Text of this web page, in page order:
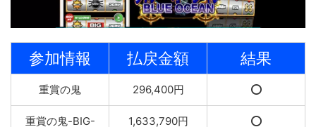
参加情報 払戻金額 結果
重賞の鬼 296,400円 ⭕️
重賞の鬼-BIG- 1,633,790円 ⭕️